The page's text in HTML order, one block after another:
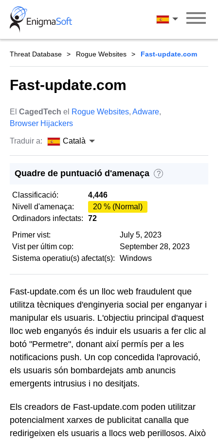
Skip
content
Català
Threat Database Rogue Websites Fast-update.com
Fast-update.com
El CagedTech el Rogue Websites, Adware,
Browser Hijackers
Traduir a: Català
Quadre de puntuació d'amenaça ?
Classificació:
4,446
Nivell d'amenaça:
20 % (Normal)
Ordinadors infectats:
72
Primer vist:
July 5, 2023
Vist per últim cop:
September 28, 2023
Sistema operatiu(s) afectat(s):
Windows
Fast-update.com és un lloc web fraudulent que
utilitza tècniques d'enginyeria social per enganyar i
manipular els usuaris. L'objectiu principal d'aquest
lloc web enganyós és induir els usuaris a fer clic al
botó "Permetre", donant així permís per a les
notificacions push. Un cop concedida l'aprovació,
els usuaris són bombardejats amb anuncis
emergents intrusius i no desitjats.
Els creadors de Fast-update.com poden utilitzar
potencialment xarxes de publicitat canalla que
redirigeixen els usuaris a llocs web perillosos. Això